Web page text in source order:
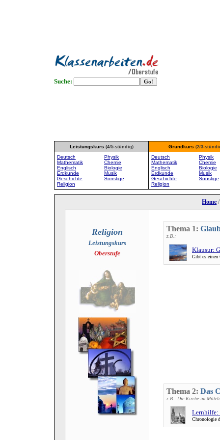
Suche:
Leistungskurs (4/5-stündig) Grundkurs (2/3-
Deutsch
Mathematik
Englisch
Erdkunde
Geschichte
Religion
Physik
Chemie
Biologie
Musik
Sonstige
Deutsch
Mathematik
Englisch
Erdkunde
Geschichte
Religion
Physik
Chemie
Biologie
Musik
Sonstige
Home
Religion
Leistungskurs
Oberstufe
Thema 1:
z.B.:
Klausur:
Gibt es einen
Thema 2: Das
z.B.: Die Kirche im
Lernhilfe:
Chronologie